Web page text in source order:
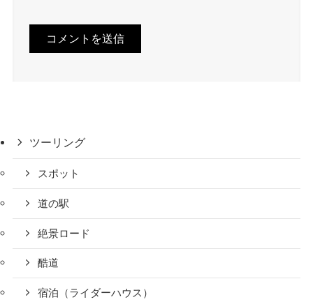
ツーリング
スポット
道の駅
絶景ロード
酷道
宿泊（ライダーハウス）